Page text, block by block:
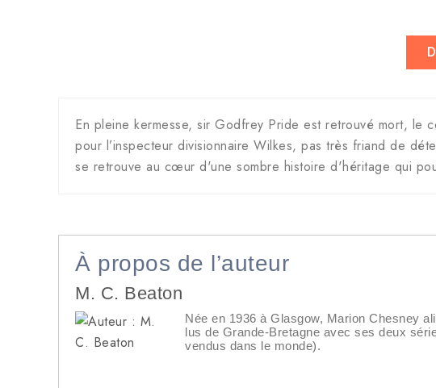
En pleine kermesse, sir Godfrey Pride est retrouvé mort, le
pour l’inspecteur divisionnaire Wilkes, pas très friand de
se retrouve au cœur d'une sombre histoire d'héritage qui
À propos de l’auteur
M. C. Beaton
Née en 1936 à Glasgow, Marion Chesney
lus de Grande-Bretagne avec ses deux
vendus dans le monde).